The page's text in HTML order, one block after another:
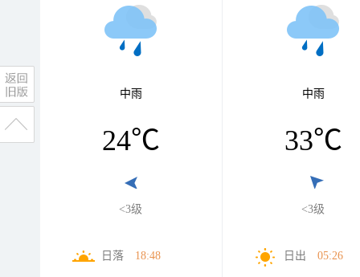
中雨
24℃
<3级
日落 18:48
中雨
33℃
<3级
日出 05:26